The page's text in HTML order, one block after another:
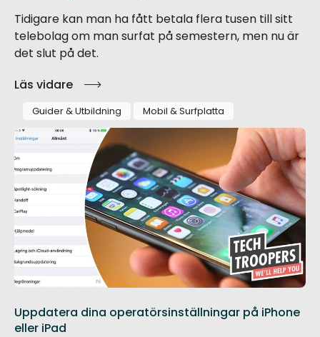
Tidigare kan man ha fått betala flera tusen till sitt
telebolag om man surfat på semestern, men nu är
det slut på det.
Läs vidare
Guider & Utbildning Mobil & Surfplatta
Uppdatera dina operatörsinställningar på iPhone
eller iPad